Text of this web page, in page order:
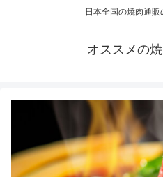
日本全国の焼肉通
オススメの